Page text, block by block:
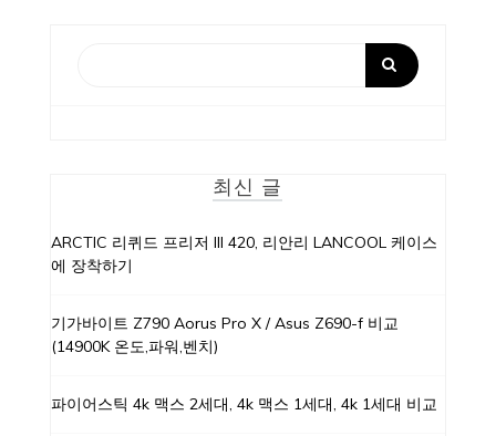
최신 글
ARCTIC 리퀴드 프리저 III 420, 리안리 LANCOOL 케이스
에 장착하기
기가바이트 Z790 Aorus Pro X / Asus Z690-f 비교
(14900K 온도,파워,벤치)
파이어스틱 4k 맥스 2세대, 4k 맥스 1세대, 4k 1세대 비교